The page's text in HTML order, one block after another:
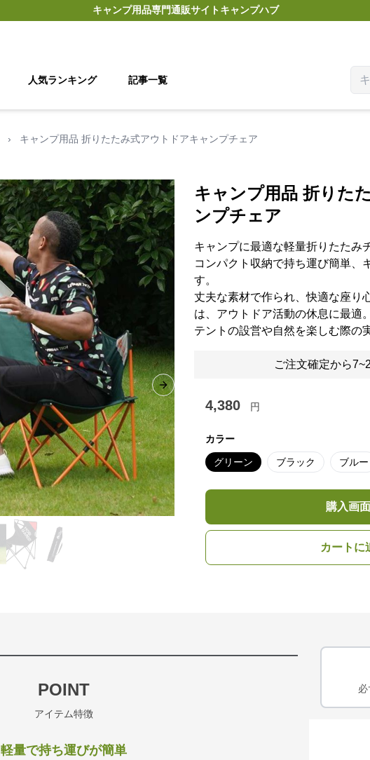
キャンプ用品専門通販サイトキャンプハブ
人気ランキング 記事一覧
› キャンプ用品 折りたたみ式アウトドアキャンプチェア
Next slide
キャンプ用品 折りた
ンプチェア
キャンプに最適な軽量折りたたみ
コンパクト収納で持ち運び簡単、
す。
丈夫な素材で作られ、快適な座り
は、アウトドア活動の休息に最適。
テントの設営や自然を楽しむ際の
ご注文確定から
4,380 円
カラー
グリーン ブラック ブルー
購入画
カートに
POINT
アイテム特徴
軽量で持ち運びが簡単
必